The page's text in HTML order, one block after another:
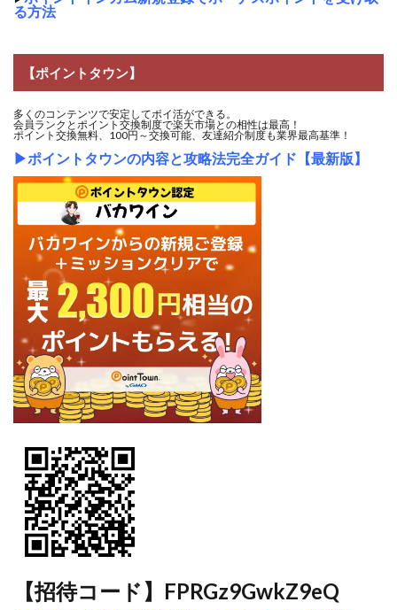
る方法
【ポイントタウン】
多くのコンテンツで安定してポイ活ができる。
会員ランクとポイント交換制度で楽天市場との相性は最高！
ポイント交換無料、100円～交換可能、友達紹介制度も業界最高基準！
▶ポイントタウンの内容と攻略法完全ガイド【最新版】
【招待コード】FPRGz9GwkZ9eQ